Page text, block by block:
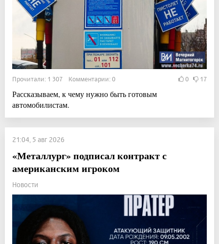
Прочитали: 1 307 Комментарии: 0 0 17
Рассказываем, к чему нужно быть готовым
автомобилистам.
21:04, 5 авг 2026
«Металлург» подписал контракт с
американским игроком
Новости